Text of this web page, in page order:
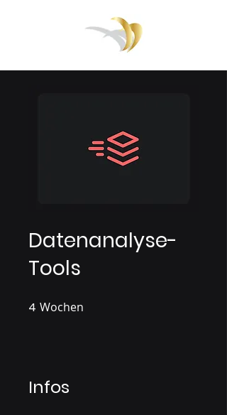
Datenanalyse-
Tools
4 Wochen
Infos